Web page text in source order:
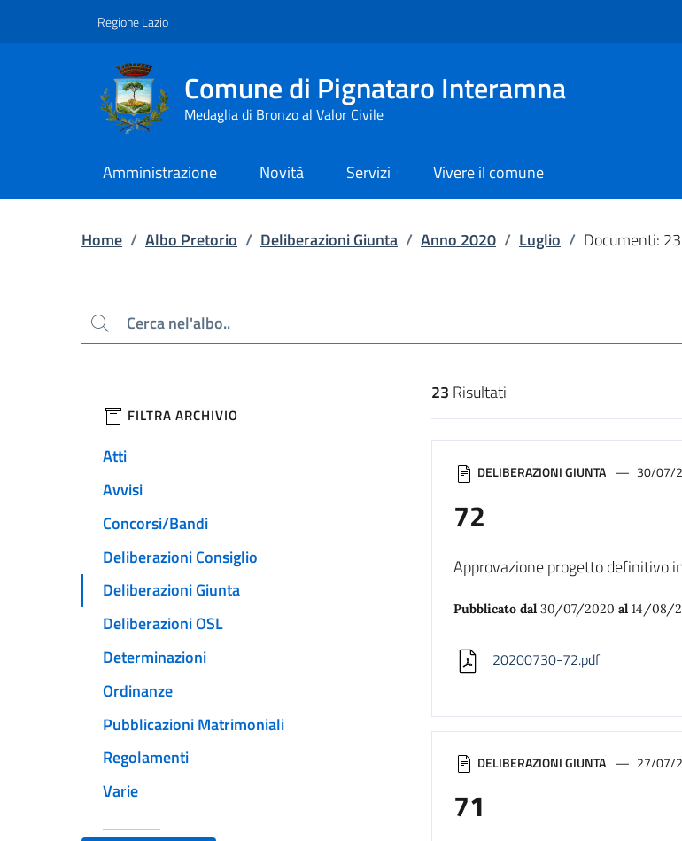
Regione Lazio
Comune di Pignataro Interamna
Medaglia di Bronzo al Valor Civile
Amministrazione Novità Servizi Vivere il comune
Home / Albo Pretorio / Deliberazioni Giunta / Anno 2020 / Luglio / Documenti: 23
Cerca
filtri da applicare
FILTRA ARCHIVIO
Atti
Avvisi
Concorsi/Bandi
Deliberazioni Consiglio
Deliberazioni Giunta
Deliberazioni OSL
Determinazioni
Ordinanze
Pubblicazioni Matrimoniali
Regolamenti
Varie
Risultati di
23 Risultati
DELIBERAZIONI GIUNTA 30/07/
72
Approvazione progetto definitivo
Pubblicato dal 30/07/2020 al14/08/
20200730-72.pdf
DELIBERAZIONI GIUNTA 27/07/
71